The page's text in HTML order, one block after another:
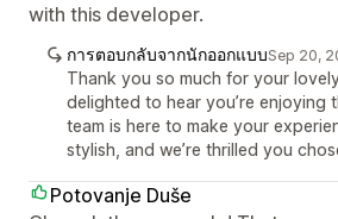
with this developer.
การตอบกลับจากนักออกแบบSep 20,
Thank you so much for your lovely
delighted to hear you’re enjoying
team is here to make your
stylish, and we’re thrilled you
Potovanje Duše